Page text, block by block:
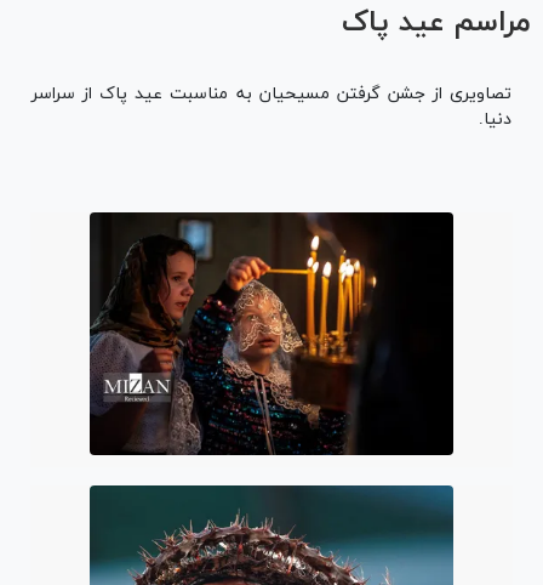
مراسم عید پاک
تصاویری از جشن گرفتن مسیحیان به مناسبت عید پاک از سراسر
دنیا.